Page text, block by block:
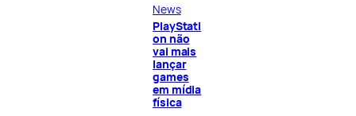
News
PlayStati
on não
vai mais
lançar
games
em mídia
física